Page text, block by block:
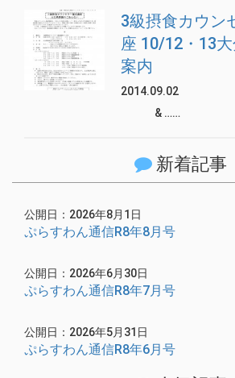
3級摂食カウン
座 10/12・13
案内
2014.09.02
& ……
新着記事
公開日：2026年8月1日
ぷらすわん通信R8年8月号
公開日：2026年6月30日
ぷらすわん通信R8年7月号
公開日：2026年5月31日
ぷらすわん通信R8年6月号